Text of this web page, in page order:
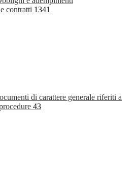
contratti 1341
di carattere generale riferiti a
43